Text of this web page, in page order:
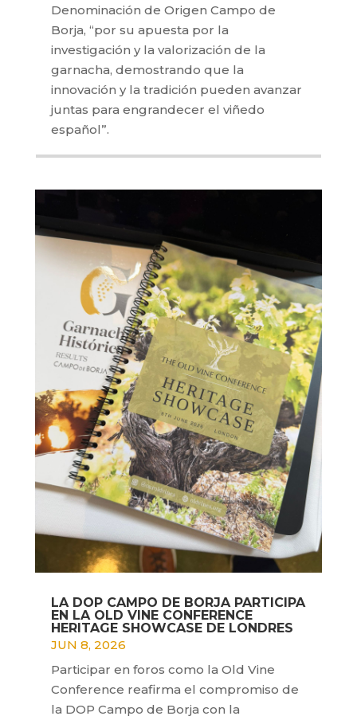
Denominación de Origen Campo de
Borja, “por su apuesta por la
investigación y la valorización de la
garnacha, demostrando que la
innovación y la tradición pueden avanzar
juntas para engrandecer el viñedo
español”.
LA DOP CAMPO DE BORJA PARTICIPA
EN LA OLD VINE CONFERENCE
HERITAGE SHOWCASE DE LONDRES
JUN 8, 2026
Participar en foros como la Old Vine
Conference reafirma el compromiso de
la DOP Campo de Borja con la